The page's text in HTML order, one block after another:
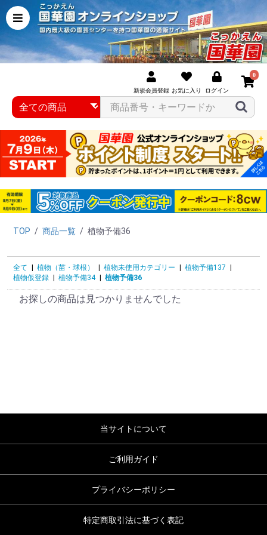
新規会員登録 お気に入り ログイン
0
TOP / 商品一覧 / 植物予備36
全て | 植物（苗・球根） | 植物未使用カテゴリー | 植物予備137 |
植物仮登録 | 植物予備34 | 植物予備36
お探しの商品は見つかりませんでした
当サイトについて
ご利用ガイド
プライバシーポリシー
特定商取引法に基づく表記